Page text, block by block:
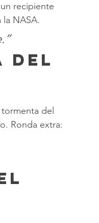
recipiente
NASA.
del
del
Ronda extra: